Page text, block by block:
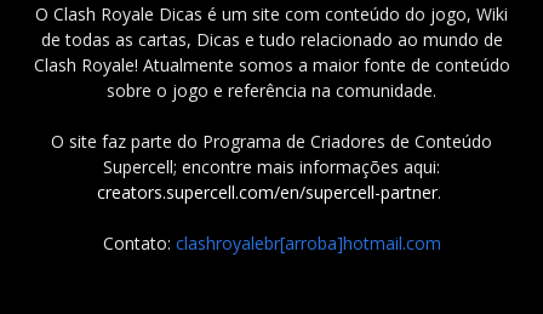
O Clash Royale Dicas é um site com conteúdo do jogo, Wiki
de todas as cartas, Dicas e tudo relacionado ao mundo de
Clash Royale! Atualmente somos a maior fonte de conteúdo
sobre o jogo e referência na comunidade.
O site faz parte do Programa de Criadores de Conteúdo
Supercell; encontre mais informações aqui:
creators.supercell.com/en/supercell-partner.
Contato: clashroyalebr[arroba]hotmail.com